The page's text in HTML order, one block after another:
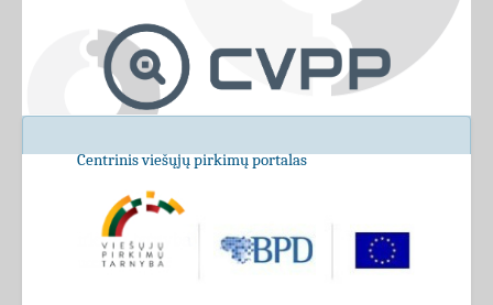
Centrinis viešųjų pirkimų portalas